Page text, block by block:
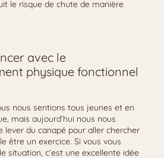
le risque de chute de manière
avec le
physique fonctionnel
nous sentions tous jeunes et en
mais aujourd’hui nous nous
lever du canapé pour aller chercher
être un exercice. Si vous vous
situation, c’est une excellente idée